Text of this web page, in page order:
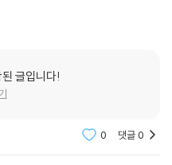
역사가 살아 숨쉬는 바스라질 것
는 그림, 조각, 지도는 물론 OTT
글입니다!
0 댓글0